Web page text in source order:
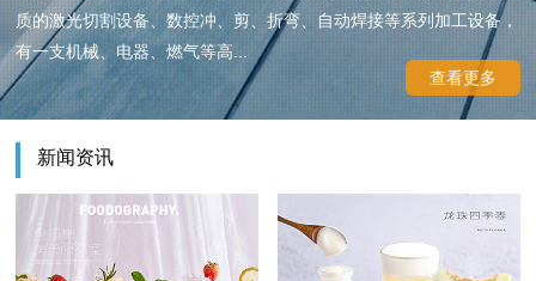
质的激光切割设备、数控冲、剪、折弯、自动焊接等系列加工设备，
有一支机械、电器、燃气等高...
查看更多
新闻资讯